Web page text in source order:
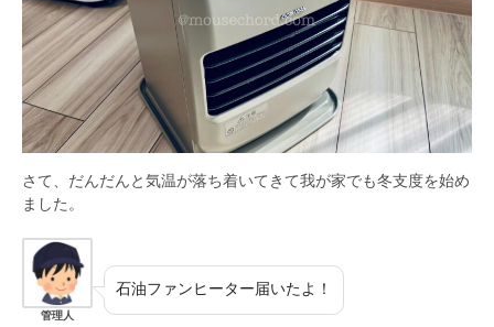
さて、だんだんと気温が落ち着いてきて我が家でも冬支度を始め
ました。
管理人
石油ファンヒーター届いたよ！